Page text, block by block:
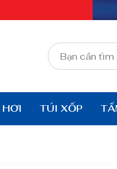
TÚI XỐP